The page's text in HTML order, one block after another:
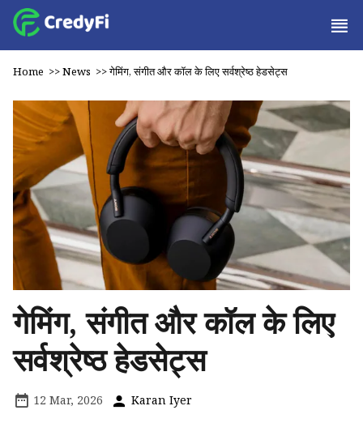
Home >>News >>गेमिंग, संगीत और कॉल के लिए सर्वश्रेष्ठ हेडसेट्स
गेमिंग, संगीत और कॉल के लिए
सर्वश्रेष्ठ हेडसेट्स
12 Mar, 2026 Karan Iyer